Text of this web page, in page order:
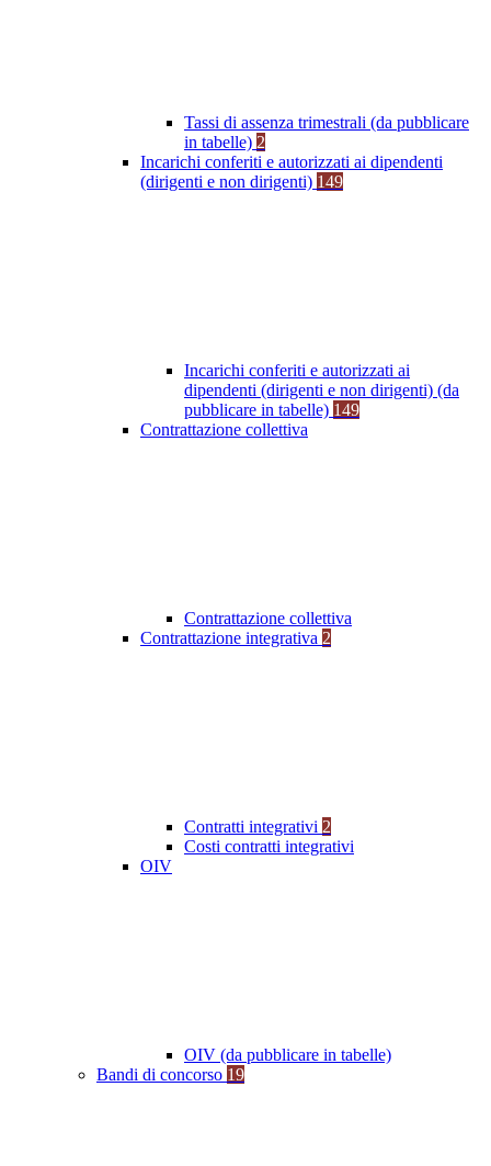
Tassi di assenza trimestrali (da pubblicare
in tabelle) 2
Incarichi conferiti e autorizzati ai dipendenti
(dirigenti e non dirigenti) 149
Incarichi conferiti e autorizzati ai
dipendenti (dirigenti e non dirigenti) (da
pubblicare in tabelle) 149
Contrattazione collettiva
Contrattazione collettiva
Contrattazione integrativa 2
Contratti integrativi 2
Costi contratti integrativi
OIV
OIV (da pubblicare in tabelle)
Bandi di concorso 19